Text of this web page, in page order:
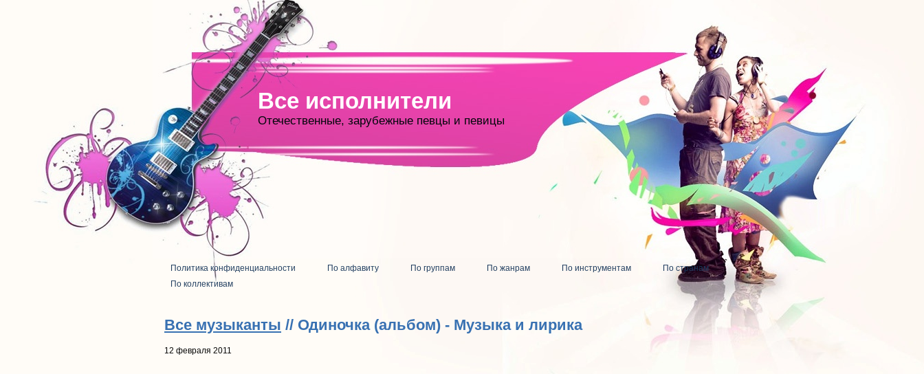
Все исполнители
Отечественные, зарубежные певцы и певицы
Политика конфиденциальности По алфавиту По группам По жанрам По инструментам
По странам
По коллективам
Все музыканты // Одиночка (альбом) - Музыка и лирика
12 февраля 2011